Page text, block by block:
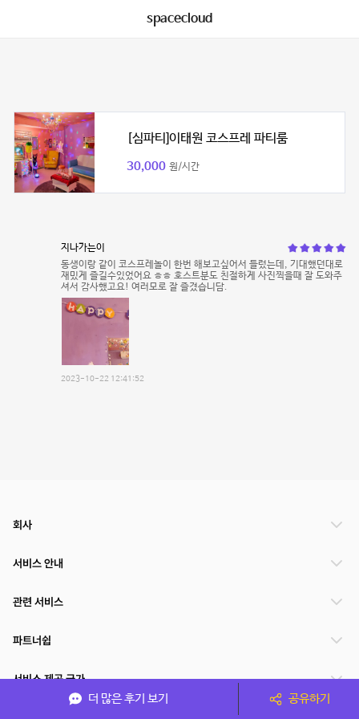
spacecloud
[심파티]이태원 코스프레 파티룸
30,000 원/시간
지나가는이
동생이랑 같이 코스프레놀이 한번 해보고싶어서 들렀는데, 기대했던대로
재밌게 즐길수있었어요 ㅎㅎ 호스트분도 친절하게 사진찍을때 잘 도와주
셔서 감사했고요! 여러모로 잘 즐겼습니담.
2023-10-22 12:41:52
더 많은 후기 보기 공유하기
회사
서비스 안내
관련 서비스
파트너쉽
서비스 제공 국가